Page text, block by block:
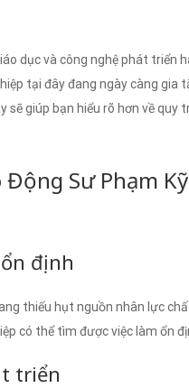
dục và công nghệ phát triển
tại đây đang ngày càng gia
sẽ giúp bạn hiểu rõ hơn về quy
Sư Phạm
định
thiếu hụt nguồn nhân lực
có thể tìm được việc làm ổn
triển